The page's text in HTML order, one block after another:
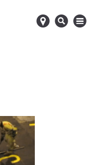
d s M